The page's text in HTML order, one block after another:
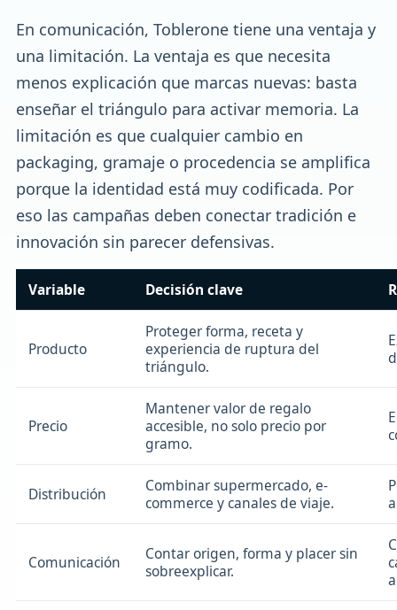
En comunicación, Toblerone tiene una ventaja y
una limitación. La ventaja es que necesita
menos explicación que marcas nuevas: basta
enseñar el triángulo para activar memoria. La
limitación es que cualquier cambio en
packaging, gramaje o procedencia se amplifica
porque la identidad está muy codificada. Por
eso las campañas deben conectar tradición e
innovación sin parecer defensivas.
Variable Decisión clave
Producto
Proteger forma, receta y
experiencia de ruptura del
triángulo.
Precio
Mantener valor de regalo
accesible, no solo precio por
gramo.
Distribución
Combinar supermercado, e-
commerce y canales de viaje.
Comunicación
Contar origen, forma y placer sin
sobreexplicar.